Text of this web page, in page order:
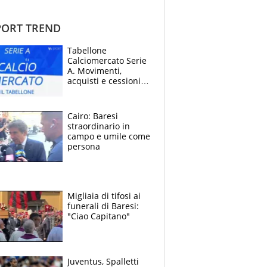
TREND
Tabellone
Calciomercato Serie
A. Movimenti,
acquisti e cessioni:
Cairo: Baresi
straordinario in
campo e umile come
persona
Migliaia di tifosi ai
funerali di Baresi:
"Ciao Capitano"
Juventus, Spalletti